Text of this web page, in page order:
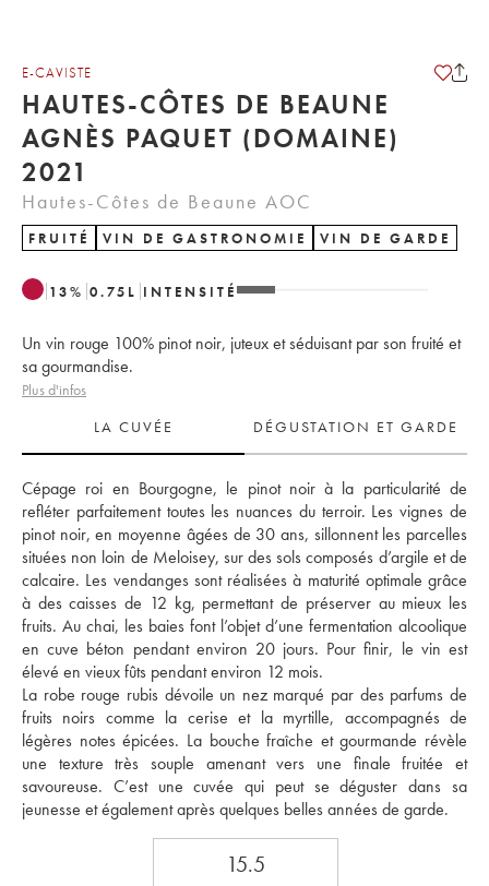
E-CAVISTE
HAUTES-CÔTES DE BEAUNE
AGNÈS PAQUET (DOMAINE)
2021
Hautes-Côtes de Beaune AOC
FRUITÉ VIN DE GASTRONOMIE VIN DE GARDE
13% 0.75 L INTENSITÉ
Un vin rouge 100% pinot noir, juteux et séduisant par son fruité et
sa gourmandise.
Plus d'infos
LA CUVÉE
DÉGUSTATION ET GARDE
Cépage roi en Bourgogne, le pinot noir à la particularité de
refléter parfaitement toutes les nuances du terroir. Les vignes de
pinot noir, en moyenne âgées de 30 ans, sillonnent les parcelles
situées non loin de Meloisey, sur des sols composés d’argile et de
calcaire. Les vendanges sont réalisées à maturité optimale grâce
à des caisses de 12 kg, permettant de préserver au mieux les
fruits. Au chai, les baies font l’objet d’une fermentation alcoolique
en cuve béton pendant environ 20 jours. Pour finir, le vin est
élevé en vieux fûts pendant environ 12 mois.
La robe rouge rubis dévoile un nez marqué par des parfums de
fruits noirs comme la cerise et la myrtille, accompagnés de
légères notes épicées. La bouche fraîche et gourmande révèle
une texture très souple amenant vers une finale fruitée et
savoureuse. C’est une cuvée qui peut se déguster dans sa
jeunesse et également après quelques belles années de garde.
15.5